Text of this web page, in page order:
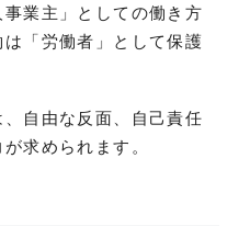
業主」としての働き方
「労働者」として保護
自由な反面、自己責任
求められます。